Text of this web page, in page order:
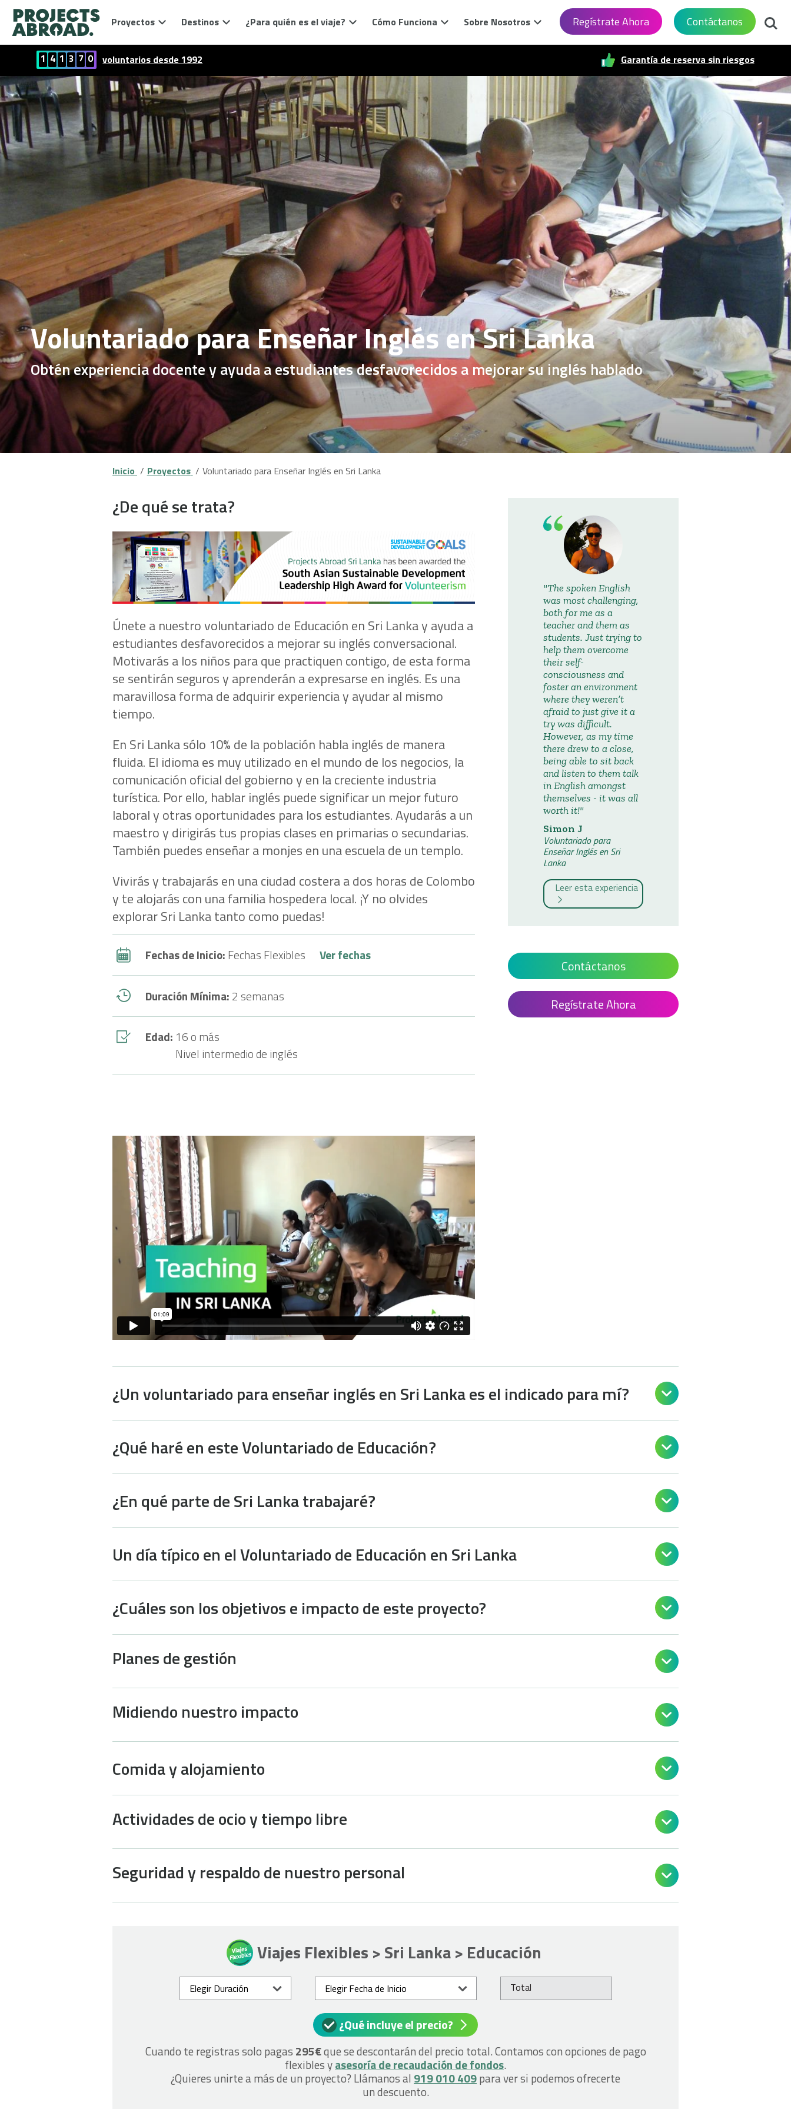
Proyectos Destinos ¿Para quién es el viaje? Cómo Funciona Sobre Nosotros Regístrate Ahora Contáctanos
1 4 1 3 7 0 voluntarios desde 1992 Garantía de reserva sin riesgos
Voluntariado para Enseñar Inglés en Sri Lanka
Obtén experiencia docente y ayuda a estudiantes desfavorecidos a mejorar su inglés hablado
Inicio Proyectos Voluntariado para Enseñar Inglés en Sri Lanka
¿De qué se trata?
Únete a nuestro voluntariado de Educación en Sri Lanka y ayuda a
estudiantes desfavorecidos a mejorar su inglés conversacional.
Motivarás a los niños para que practiquen contigo, de esta forma
se sentirán seguros y aprenderán a expresarse en inglés. Es una
maravillosa forma de adquirir experiencia y ayudar al mismo
tiempo.
En Sri Lanka sólo 10% de la población habla inglés de manera
fluida. El idioma es muy utilizado en el mundo de los negocios, la
comunicación oficial del gobierno y en la creciente industria
turística. Por ello, hablar inglés puede significar un mejor futuro
laboral y otras oportunidades para los estudiantes. Ayudarás a un
maestro y dirigirás tus propias clases en primarias o secundarias.
También puedes enseñar a monjes en una escuela de un templo.
Vivirás y trabajarás en una ciudad costera a dos horas de Colombo
y te alojarás con una familia hospedera local. ¡Y no olvides
explorar Sri Lanka tanto como puedas!
Fechas de Inicio: Fechas Flexibles Ver fechas
Duración Mínima: 2 semanas
Edad: 16 o más
Nivel intermedio de inglés
The spoken English
was most challenging,
both for me as a
teacher and them as
students. Just trying to
help them overcome
their self-
consciousness and
foster an environment
where they weren’t
afraid to just give it a
try was difficult.
However, as my time
there drew to a close,
being able to sit back
and listen to them talk
in English amongst
themselves - it was all
worth it!
Simon J
Voluntariado para
Enseñar Inglés en Sri
Lanka
Leer esta experiencia
Contáctanos
Regístrate Ahora
¿Un voluntariado para enseñar inglés en Sri Lanka es el indicado para mí? 
¿Qué haré en este Voluntariado de Educación? 
¿En qué parte de Sri Lanka trabajaré? 
Un día típico en el Voluntariado de Educación en Sri Lanka 
¿Cuáles son los objetivos e impacto de este proyecto? 
Planes de gestión 
Midiendo nuestro impacto 
Comida y alojamiento 
Actividades de ocio y tiempo libre 
Seguridad y respaldo de nuestro personal 
Viajes Flexibles > Sri Lanka > Educación
Total
¿Qué incluye el precio?
Cuando te registras solo pagas 295€que se descontarán del precio total. Contamos con opciones de pago
flexibles yasesoría de recaudación de fondos.
¿Quieres unirte a más de un proyecto? Llámanos al 919 010 409para ver si podemos ofrecerte
un descuento.